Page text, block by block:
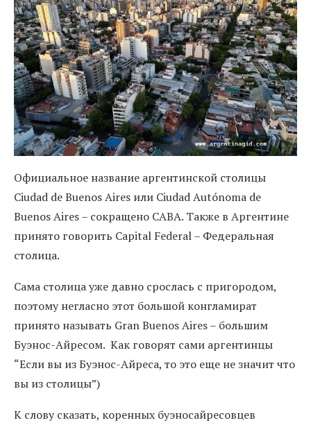
Официальное название аргентинской столицы
Ciudad de Buenos Aires или Ciudad Autónoma de
Buenos Aires – сокращено CABA. Также в Аргентине
принято говорить Capital Federal – Федеральная
столица.
Сама столица уже давно срослась с пригородом,
поэтому негласно этот большой конгламират
принято называть Gran Buenos Aires – большим
Буэнос-Айресом. Как говорят сами аргентинцы
“Если вы из Буэнос-Айреса, то это еще не значит что
вы из столицы”)
К слову сказать, коренных буэносайресовцев